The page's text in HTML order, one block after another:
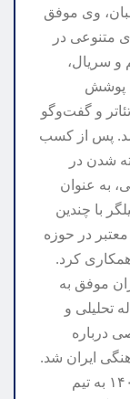
وی موفق
متنوعی در
و سریال،
پوشش
و گفت‌وگو
شد. پس از کسب
شدن در
به عنوان
با چندین
معتبر در حوزه
کرد.
موفق به
تحلیلی و
درباره
ایران شد.
وی از سال ۱۴۰۰ به تیم